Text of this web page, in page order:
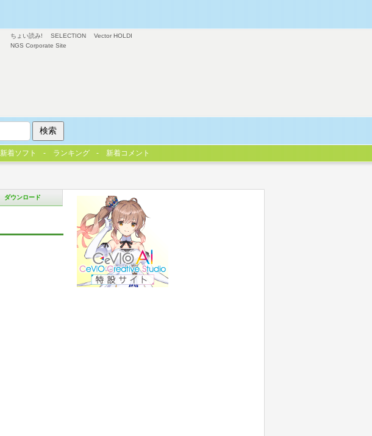
ダウンロード
ちょい読み! SELECTION
Vector HOLDI
NGS Corporate Site
新着ソフト ランキング 新着コメント